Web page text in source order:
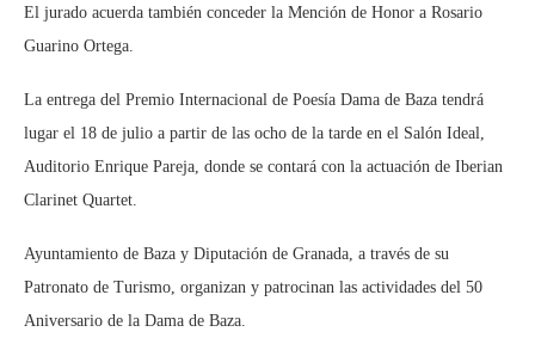
El jurado acuerda también conceder la Mención de Honor a Rosario
Guarino Ortega.
La entrega del Premio Internacional de Poesía Dama de Baza tendrá
lugar el 18 de julio a partir de las ocho de la tarde en el Salón Ideal,
Auditorio Enrique Pareja, donde se contará con la actuación de Iberian
Clarinet Quartet.
Ayuntamiento de Baza y Diputación de Granada, a través de su
Patronato de Turismo, organizan y patrocinan las actividades del 50
Aniversario de la Dama de Baza.